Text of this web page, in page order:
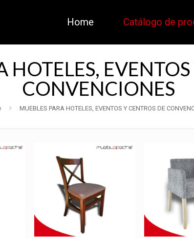
Home Catálogo de
HOTELES,
CONVENCIONES
MUEBLES PARA HOTELES, EVENTOS Y CENTROS DE